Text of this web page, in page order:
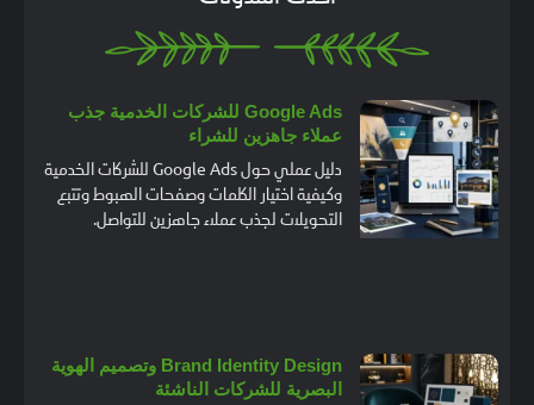
Google Ads للشركات الخدمية جذب
عملاء جاهزين للشراء
دليل عملي حول Google Ads للشركات الخدمية
وكيفية اختيار الكلمات وصفحات الهبوط وتتبع
التحويلات لجذب عملاء جاهزين للتواصل.
Brand Identity Design وتصميم الهوية
البصرية للشركات الناشئة